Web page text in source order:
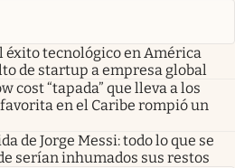
éxito tecnológico en América
de startup a empresa global
cost “tapada” que lleva a los
en el Caribe rompió un
de Jorge Messi: todo lo que se
serían inhumados sus restos